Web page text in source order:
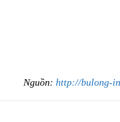
Nguồn: http://bulong-